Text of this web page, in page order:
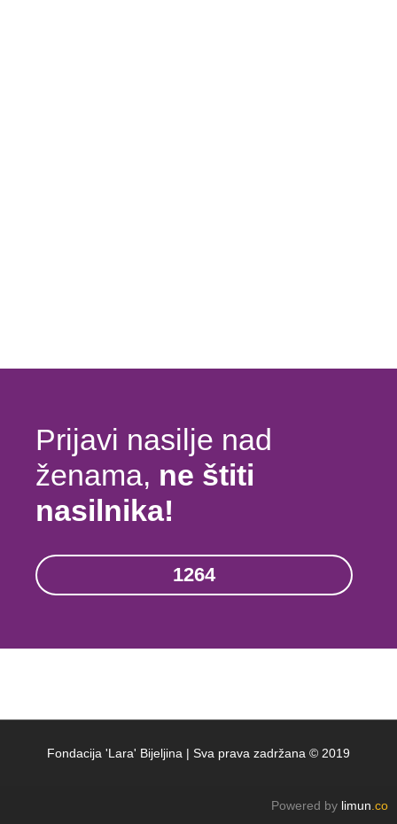
Prijavi nasilje nad
ženama, ne štiti
nasilnika!
1264
Fondacija 'Lara' Bijeljina | Sva prava zadržana © 2019
Powered by limun .co